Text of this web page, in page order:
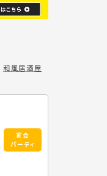
和風居酒屋
宴会
パーティ